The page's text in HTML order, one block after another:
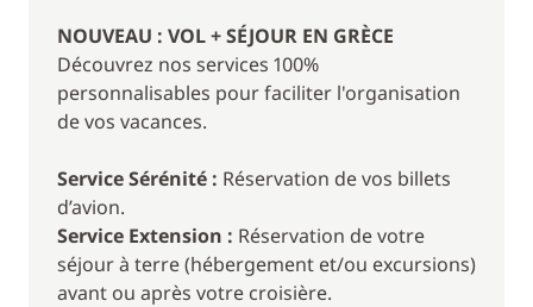
plus grande des îles ioniennes. Vous jetez l'ancre au
nord de l'île, dans le petit port de Fiskardo. En vous
baladant dans cet ancien village de pêcheurs, vous
découvrirez des maisons vénitiennes du XVIIIe
ses plages de galets (à Foki Beach par exemple) ou
sortir palmes, masques et tubas pour explorer les
fonds marins. Ici encore tavernes et restaurants ne
manquent pas !
NOUVEAU : VOL + SÉJOUR EN GRÈCE
Découvrez nos services 100%
personnalisables pour faciliter l'organisation
de vos vacances.
Service Sérénité : Réservation de vos billets
d’avion.
Service Extension : Réservation de votre
séjour à terre (hébergement et/ou excursions)
avant ou après votre croisière.